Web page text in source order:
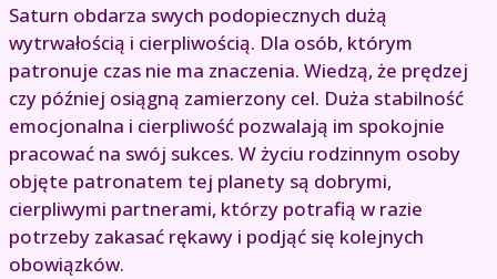
Saturn obdarza swych podopiecznych dużą
wytrwałością i cierpliwością. Dla osób, którym
patronuje czas nie ma znaczenia. Wiedzą, że prędzej
czy później osiągną zamierzony cel. Duża stabilność
emocjonalna i cierpliwość pozwalają im spokojnie
pracować na swój sukces. W życiu rodzinnym osoby
objęte patronatem tej planety są dobrymi,
cierpliwymi partnerami, którzy potrafią w razie
potrzeby zakasać rękawy i podjąć się kolejnych
obowiązków.